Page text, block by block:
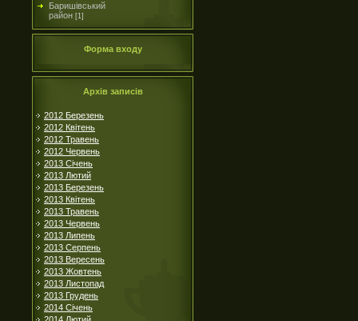
Баришівський
район [1]
Форма входу
Архів записів
2012 Березень
2012 Квітень
2012 Травень
2012 Червень
2013 Січень
2013 Лютий
2013 Березень
2013 Квітень
2013 Травень
2013 Червень
2013 Липень
2013 Серпень
2013 Вересень
2013 Жовтень
2013 Листопад
2013 Грудень
2014 Січень